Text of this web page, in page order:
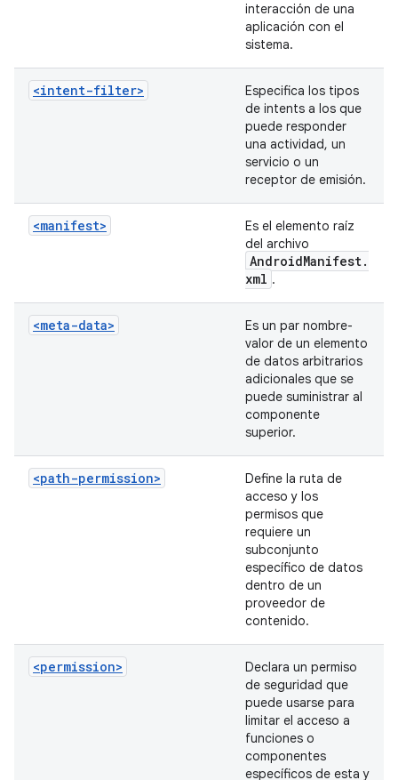
interacción de una
aplicación con el
sistema.
<intent-filter>
Especifica los tipos
de intents a los que
puede responder
una actividad, un
servicio o un
receptor de emisión.
<manifest>
Es el elemento raíz
del archivo
AndroidManifest.
xml .
<meta-data>
Es un par nombre-
valor de un elemento
de datos arbitrarios
adicionales que se
puede suministrar al
componente
superior.
<path-permission>
Define la ruta de
acceso y los
permisos que
requiere un
subconjunto
específico de datos
dentro de un
proveedor de
contenido.
<permission>
Declara un permiso
de seguridad que
puede usarse para
limitar el acceso a
funciones o
componentes
específicos de esta y